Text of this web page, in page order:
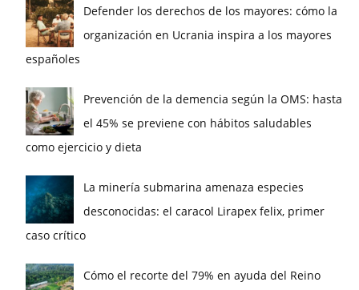
Defender los derechos de los mayores: cómo la
organización en Ucrania inspira a los mayores
españoles
Prevención de la demencia según la OMS: hasta
el 45% se previene con hábitos saludables
como ejercicio y dieta
La minería submarina amenaza especies
desconocidas: el caracol Lirapex felix, primer
caso crítico
Cómo el recorte del 79% en ayuda del Reino